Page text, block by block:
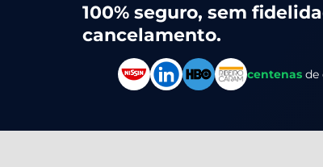
100% seguro, sem
cancelamento.
centenasde